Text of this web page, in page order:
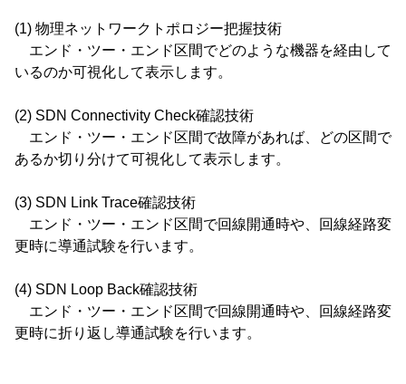
(1) 物理ネットワークトポロジー把握技術
エンド・ツー・エンド区間でどのような機器を経由して
いるのか可視化して表示します。
(2) SDN Connectivity Check確認技術
エンド・ツー・エンド区間で故障があれば、どの区間で
あるか切り分けて可視化して表示します。
(3) SDN Link Trace確認技術
エンド・ツー・エンド区間で回線開通時や、回線経路変
更時に導通試験を行います。
(4) SDN Loop Back確認技術
エンド・ツー・エンド区間で回線開通時や、回線経路変
更時に折り返し導通試験を行います。